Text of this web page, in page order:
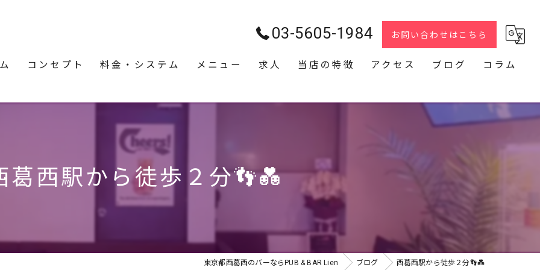
03-5605-1984 お問い合わせはこちら
コンセプト 料金・システム メニュー 求人 当店の特徴
スナック
カラオケ
ダーツ
アクセス ブログ コラム
葛西駅から徒歩２分👣💑
東京都西葛西のバーならPUB & BAR Lien ブログ 西葛西駅から徒歩２分👣💑